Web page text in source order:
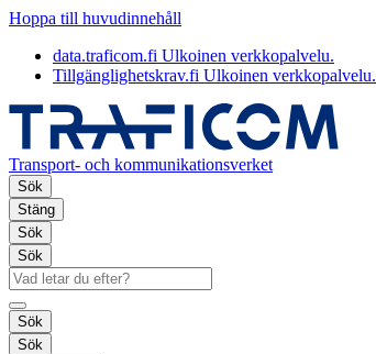
Hoppa till huvudinnehåll
data.traficom.fi Ulkoinen verkkopalvelu.
Tillgänglighetskrav.fi Ulkoinen verkkopalvelu.
Transport- och kommunikationsverket
Sök
Stäng
Sök
Sök
Sök
Sök